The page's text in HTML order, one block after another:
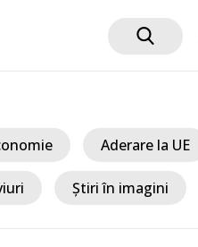
Aderare la UE
Știri în imagini